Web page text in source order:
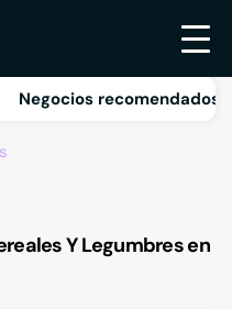
Negocios recomendados
Y Legumbres en